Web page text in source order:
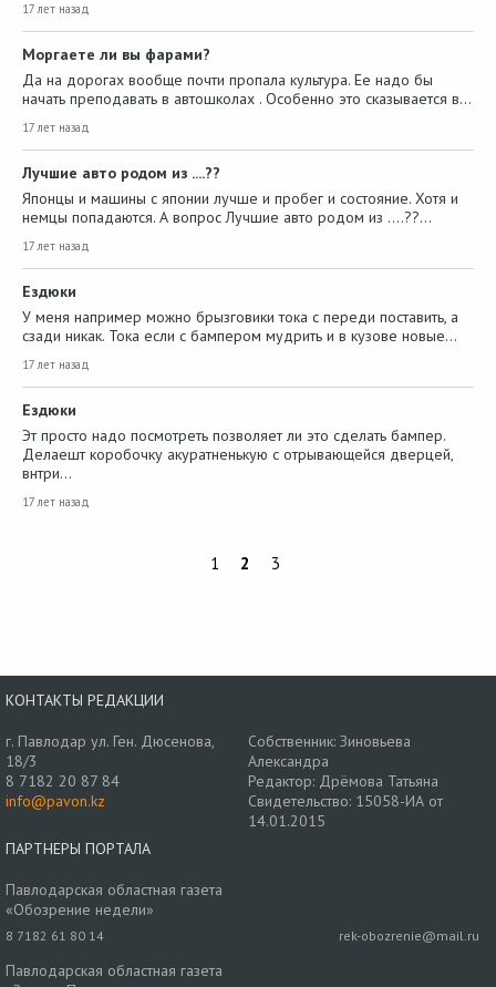
17 лет назад
Моргаете ли вы фарами?
Да на дорогах вообще почти пропала культура. Ее надо бы
начать преподавать в автошколах . Особенно это сказывается в…
17 лет назад
Лучшие авто родом из ....??
Японцы и машины с японии лучше и пробег и состояние. Хотя и
немцы попадаются. А вопрос Лучшие авто родом из ....??…
17 лет назад
Ездюки
У меня например можно брызговики тока с переди поставить, а
сзади никак. Тока если с бампером мудрить и в кузове новые…
17 лет назад
Ездюки
Эт просто надо посмотреть позволяет ли это сделать бампер.
Делаешт коробочку акуратненькую с отрывающейся дверцей,
внтри…
17 лет назад
1 2 3
КОНТАКТЫ РЕДАКЦИИ
г. Павлодар ул. Ген. Дюсенова,
18/3
8 7182 20 87 84
info@pavon.kz
Собственник: Зиновьева
Александра
Редактор: Дрёмова Татьяна
Свидетельство: 15058-ИА от
14.01.2015
ПАРТНЕРЫ ПОРТАЛА
Павлодарская областная газета
«Обозрение недели»
8 7182 61 80 14 rek-obozrenie@mail.ru
Павлодарская областная газета